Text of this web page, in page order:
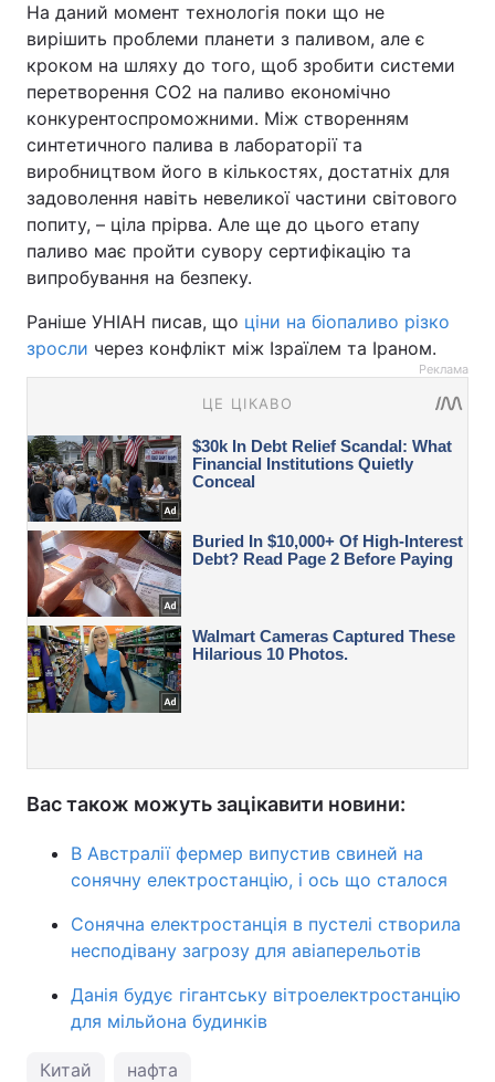
На даний момент технологія поки що не
вирішить проблеми планети з паливом, але є
кроком на шляху до того, щоб зробити системи
перетворення CO2 на паливо економічно
конкурентоспроможними. Між створенням
синтетичного палива в лабораторії та
виробництвом його в кількостях, достатніх для
задоволення навіть невеликої частини світового
попиту, – ціла прірва. Але ще до цього етапу
паливо має пройти сувору сертифікацію та
випробування на безпеку.
Раніше УНІАН писав, що ціни на біопаливо різко
зросли через конфлікт між Ізраїлем та Іраном.
Реклама
Вас також можуть зацікавити новини:
В Австралії фермер випустив свиней на
сонячну електростанцію, і ось що сталося
Сонячна електростанція в пустелі створила
несподівану загрозу для авіаперельотів
Данія будує гігантську вітроелектростанцію
для мільйона будинків
Китай нафта